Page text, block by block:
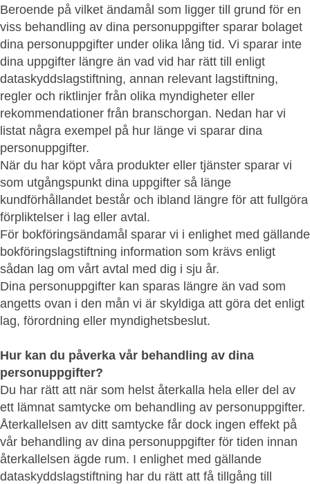
Beroende på vilket ändamål som ligger till grund för en
viss behandling av dina personuppgifter sparar bolaget
dina personuppgifter under olika lång tid. Vi sparar inte
dina uppgifter längre än vad vid har rätt till enligt
dataskyddslagstiftning, annan relevant lagstiftning,
regler och riktlinjer från olika myndigheter eller
rekommendationer från branschorgan. Nedan har vi
listat några exempel på hur länge vi sparar dina
personuppgifter.
När du har köpt våra produkter eller tjänster sparar vi
som utgångspunkt dina uppgifter så länge
kundförhållandet består och ibland längre för att fullgöra
förpliktelser i lag eller avtal.
För bokföringsändamål sparar vi i enlighet med gällande
bokföringslagstiftning information som krävs enligt
sådan lag om vårt avtal med dig i sju år.
Dina personuppgifter kan sparas längre än vad som
angetts ovan i den mån vi är skyldiga att göra det enligt
lag, förordning eller myndighetsbeslut.
Hur kan du påverka vår behandling av dina
personuppgifter?
Du har rätt att när som helst återkalla hela eller del av
ett lämnat samtycke om behandling av personuppgifter.
Återkallelsen av ditt samtycke får dock ingen effekt på
vår behandling av dina personuppgifter för tiden innan
återkallelsen ägde rum. I enlighet med gällande
dataskyddslagstiftning har du rätt att få tillgång till